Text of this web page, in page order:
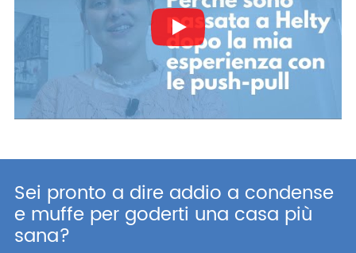
Play
Sei pronto a dire addio a condense
e muffe per goderti una casa più
sana?